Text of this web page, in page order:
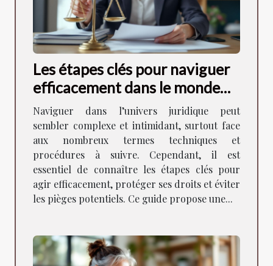
Les étapes clés pour naviguer
efficacement dans le monde
juridique
Naviguer dans l’univers juridique peut
sembler complexe et intimidant, surtout face
aux nombreux termes techniques et
procédures à suivre. Cependant, il est
essentiel de connaître les étapes clés pour
agir efficacement, protéger ses droits et éviter
les pièges potentiels. Ce guide propose une...